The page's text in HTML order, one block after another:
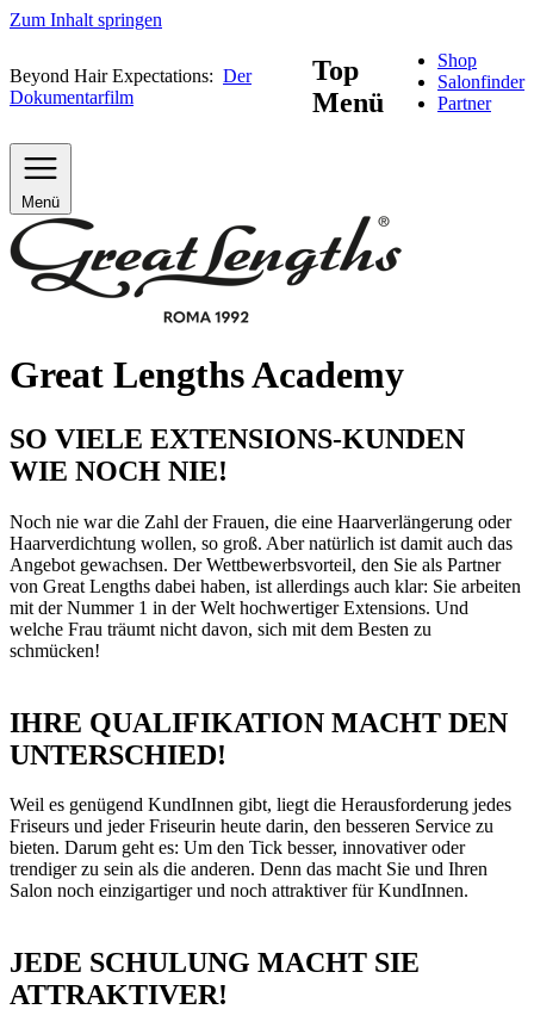
Zum Inhalt springen
Beyond Hair Expectations: Der
Dokumentarfilm
Top
Menü
Shop
Salonfinder
Partner
Menü
Great Lengths Academy
SO VIELE EXTENSIONS-KUNDEN
WIE NOCH NIE!
Noch nie war die Zahl der Frauen, die eine Haarverlängerung oder
Haarverdichtung wollen, so groß. Aber natürlich ist damit auch das
Angebot gewachsen. Der Wettbewerbsvorteil, den Sie als Partner
von Great Lengths dabei haben, ist allerdings auch klar: Sie arbeiten
mit der Nummer 1 in der Welt hochwertiger Extensions. Und
welche Frau träumt nicht davon, sich mit dem Besten zu
schmücken!
IHRE QUALIFIKATION MACHT DEN
UNTERSCHIED!
Weil es genügend KundInnen gibt, liegt die Herausforderung jedes
Friseurs und jeder Friseurin heute darin, den besseren Service zu
bieten. Darum geht es: Um den Tick besser, innovativer oder
trendiger zu sein als die anderen. Denn das macht Sie und Ihren
Salon noch einzigartiger und noch attraktiver für KundInnen.
JEDE SCHULUNG MACHT SIE
ATTRAKTIVER!